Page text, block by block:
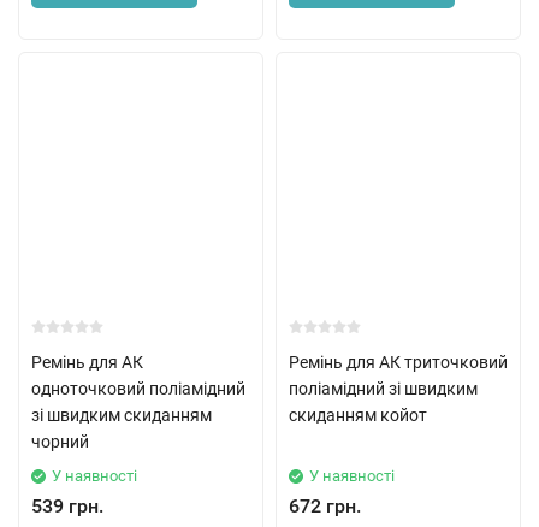
Ремінь для АК
одноточковий поліамідний
зі швидким скиданням
чорний
У наявності
539 грн.
Ремінь для АК триточковий
поліамідний зі швидким
скиданням койот
У наявності
672 грн.